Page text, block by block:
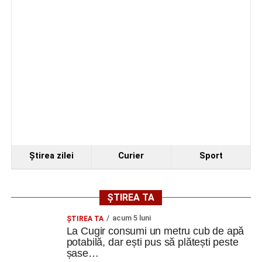
Ştirea zilei Curier Sport
ȘTIREA TA
ȘTIREA TA acum 5 luni
La Cugir consumi un metru cub de apă
potabilă, dar ești pus să plătești peste
șase…